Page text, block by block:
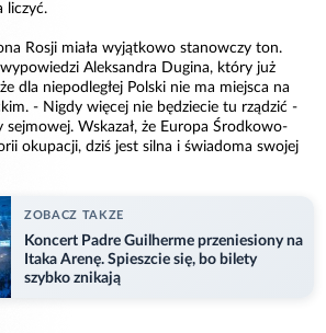
liczyć.
Rosji miała wyjątkowo stanowczy ton.
Aleksandra Dugina, który już
dla niepodległej Polski nie ma miejsca na
- Nigdy więcej nie będziecie tu rządzić -
Wskazał, że Europa Środkowo-
okupacji, dziś jest silna i świadoma swojej
ZOBACZ TAKZE
Koncert Padre Guilherme przeniesiony na
Itaka Arenę. Spieszcie się, bo bilety
szybko znikają